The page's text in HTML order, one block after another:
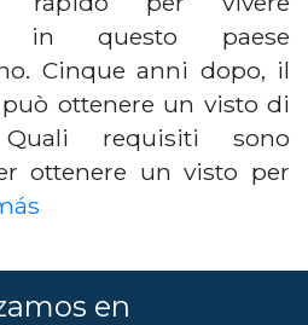
in questo paese
Cinque anni dopo, il
ottenere un visto di
Quali requisiti sono
ottenere un visto per
en